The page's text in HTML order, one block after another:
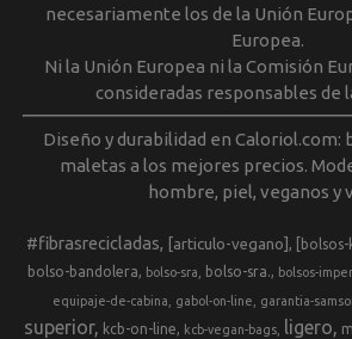
necesariamente los de la Unión
Europea.
Ni la Unión Europea ni la Comisión
consideradas responsables de
Diseño y durabilidad en Caloriol.com:
maletas a los mejores precios.
hombre, piel, veganos y
#fibrasrecicladas [articulo-vegano] [bolsos-
bolso-bandolera bolso-sra bolso-sra. bolsos-
equipaje-de-cabina gabol-on-line garantia-
superior
kcb-on-line kcb-vegan-bags ligero